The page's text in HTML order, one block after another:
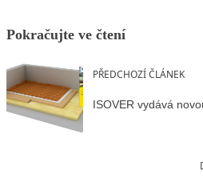
Pokračujte ve čtení
PŘEDCHOZÍ ČLÁNEK
ISOVER vydává